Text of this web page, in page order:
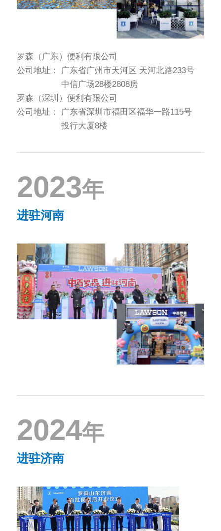
罗森（广东）便利有限公司
公司地址：
广东省广州市天河区 天河北路233号
中信广场28楼2808房
罗森（深圳）便利有限公司
公司地址：
广东省深圳市福田区福华一路115号
投行大厦8楼
2023年
进驻河南
2024年
进驻济南